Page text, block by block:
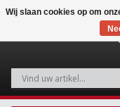
Wij slaan cookies op om